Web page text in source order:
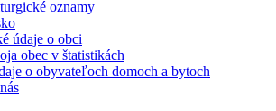
oznamy
údaje o obci
obec v štatistikách
o obyvateľoch domoch a bytoch